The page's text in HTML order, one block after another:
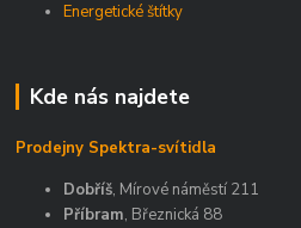
Energetické štítky
Kde nás najdete
Prodejny Spektra-svítidla
Dobříš, Mírové náměstí 211
Příbram, Březnická 88